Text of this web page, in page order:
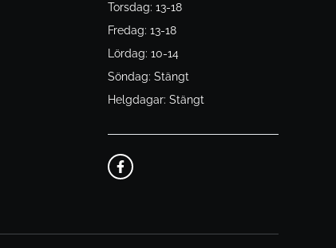
Torsdag: 13-18
Fredag: 13-18
Lördag: 10-14
Söndag: Stängt
Helgdagar: Stängt